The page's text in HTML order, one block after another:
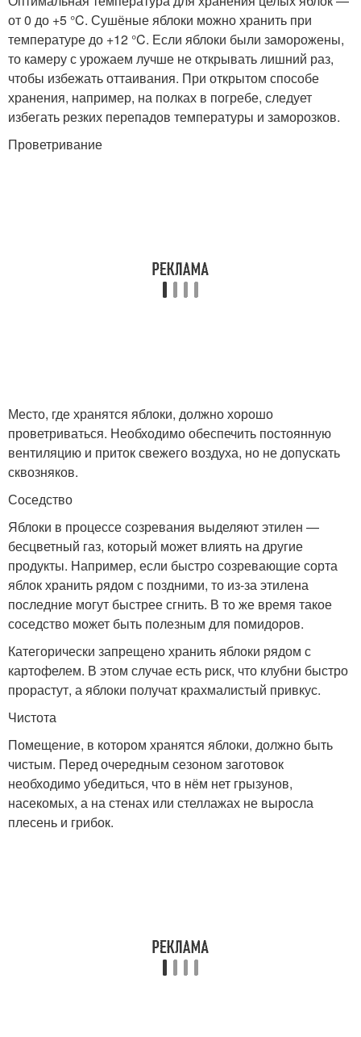
от 0 до +5 °C. Сушёные яблоки можно хранить при
температуре до +12 °C. Если яблоки были заморожены,
то камеру с урожаем лучше не открывать лишний раз,
чтобы избежать оттаивания. При открытом способе
хранения, например, на полках в погребе, следует
избегать резких перепадов температуры и заморозков.
Проветривание
Место, где хранятся яблоки, должно хорошо
проветриваться. Необходимо обеспечить постоянную
вентиляцию и приток свежего воздуха, но не допускать
сквозняков.
Соседство
Яблоки в процессе созревания выделяют этилен —
бесцветный газ, который может влиять на другие
продукты. Например, если быстро созревающие сорта
яблок хранить рядом с поздними, то из-за этилена
последние могут быстрее сгнить. В то же время такое
соседство может быть полезным для помидоров.
Категорически запрещено хранить яблоки рядом с
картофелем. В этом случае есть риск, что клубни быстро
прорастут, а яблоки получат крахмалистый привкус.
Чистота
Помещение, в котором хранятся яблоки, должно быть
чистым. Перед очередным сезоном заготовок
необходимо убедиться, что в нём нет грызунов,
насекомых, а на стенах или стеллажах не выросла
плесень и грибок.